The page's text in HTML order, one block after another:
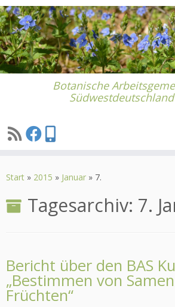
Inhalt
Botanische
Südwestdeutschland
Start » 2015 » Januar » 7.
Tagesarchiv: 7.
Bericht über den BAS
„Bestimmen von
Früchten“